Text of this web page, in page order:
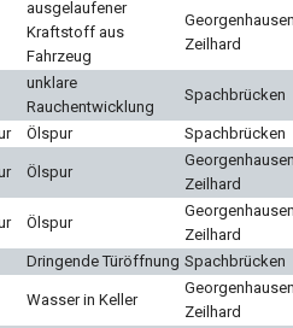
ausgelaufener
Kraftstoff aus
Fahrzeug
Zeilhard
unklare
Rauchentwicklung
Spachbrücken
Ölspur Spachbrücken
Ölspur
Zeilhard
Ölspur
Zeilhard
Dringende Türöffnung Spachbrücken
Wasser in Keller
Zeilhard